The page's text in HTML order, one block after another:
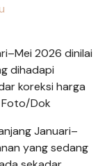
2026 dinilai
dihadapi
koreksi harga
Foto/Dok
Januari–
yang sedang